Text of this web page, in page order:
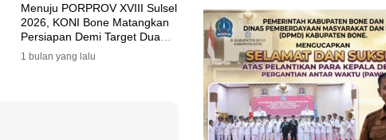
Menuju PORPROV XVIII Sulsel
2026, KONI Bone Matangkan
Persiapan Demi Target Dua
Besar
1 bulan yang lalu